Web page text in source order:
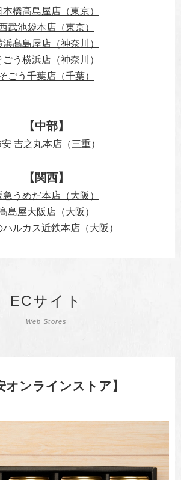
本橋髙島屋店（東京）
武池袋本店（東京）
浜髙島屋店（神奈川）
ごう横浜店（神奈川）
ごう千葉店（千葉）
【中部】
吉之丸本店（三重）
【関西】
急うめだ本店（大阪）
島屋大阪店（大阪）
ハルカス近鉄本店（大阪）
ECサイト
Web Stores
オンラインストア】